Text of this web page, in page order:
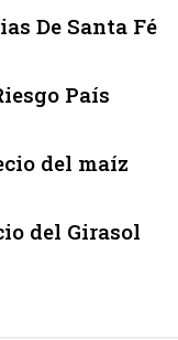
De Santa Fé
País
del maíz
del Girasol